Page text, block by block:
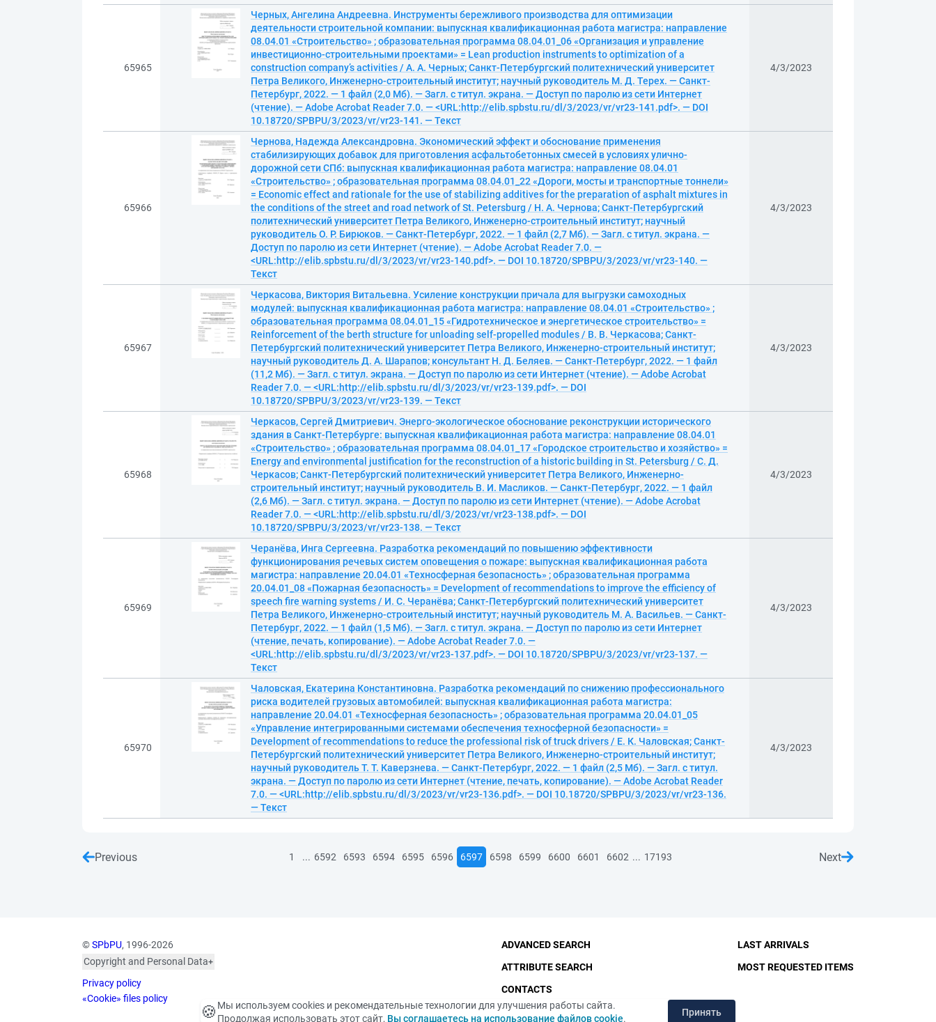
65965
Черных, Ангелина Андреевна. Инструменты бережливого производства для оптимизации
деятельности строительной компании: выпускная квалификационная работа магистра: направление
08.04.01 «Строительство» ; образовательная программа 08.04.01_06 «Организация и управление
инвестиционно-строительными проектами» = Lean production instruments to optimization of a
construction company’s activities / А. А. Черных; Санкт-Петербургский политехнический университет
Петра Великого, Инженерно-строительный институт; научный руководитель М. Д. Терех. — Санкт-
Петербург, 2022. — 1 файл (2,0 Мб). — Загл. с титул. экрана. — Доступ по паролю из сети Интернет
(чтение). — Adobe Acrobat Reader 7.0. — <URL:http://elib.spbstu.ru/dl/3/2023/vr/vr23-141.pdf>. — DOI
10.18720/SPBPU/3/2023/vr/vr23-141. — Текст
4/3/2023
65966
Чернова, Надежда Александровна. Экономический эффект и обоснование применения
стабилизирующих добавок для приготовления асфальтобетонных смесей в условиях улично-
дорожной сети СПб: выпускная квалификационная работа магистра: направление 08.04.01
«Строительство» ; образовательная программа 08.04.01_22 «Дороги, мосты и транспортные тоннели»
= Economic effect and rationale for the use of stabilizing additives for the preparation of asphalt mixtures in
the conditions of the street and road network of St. Petersburg / Н. А. Чернова; Санкт-Петербургский
политехнический университет Петра Великого, Инженерно-строительный институт; научный
руководитель О. Р. Бирюков. — Санкт-Петербург, 2022. — 1 файл (2,7 Мб). — Загл. с титул. экрана. —
Доступ по паролю из сети Интернет (чтение). — Adobe Acrobat Reader 7.0. —
<URL:http://elib.spbstu.ru/dl/3/2023/vr/vr23-140.pdf>. — DOI 10.18720/SPBPU/3/2023/vr/vr23-140. —
Текст
4/3/2023
65967
Черкасова, Виктория Витальевна. Усиление конструкции причала для выгрузки самоходных
модулей: выпускная квалификационная работа магистра: направление 08.04.01 «Строительство» ;
образовательная программа 08.04.01_15 «Гидротехническое и энергетическое строительство» =
Reinforcement of the berth structure for unloading self-propelled modules / В. В. Черкасова; Санкт-
Петербургский политехнический университет Петра Великого, Инженерно-строительный институт;
научный руководитель Д. А. Шарапов; консультант Н. Д. Беляев. — Санкт-Петербург, 2022. — 1 файл
(11,2 Мб). — Загл. с титул. экрана. — Доступ по паролю из сети Интернет (чтение). — Adobe Acrobat
Reader 7.0. — <URL:http://elib.spbstu.ru/dl/3/2023/vr/vr23-139.pdf>. — DOI
10.18720/SPBPU/3/2023/vr/vr23-139. — Текст
4/3/2023
65968
Черкасов, Сергей Дмитриевич. Энерго-экологическое обоснование реконструкции исторического
здания в Санкт-Петербурге: выпускная квалификационная работа магистра: направление 08.04.01
«Строительство» ; образовательная программа 08.04.01_17 «Городское строительство и хозяйство» =
Energy and environmental justification for the reconstruction of a historic building in St. Petersburg / С. Д.
Черкасов; Санкт-Петербургский политехнический университет Петра Великого, Инженерно-
строительный институт; научный руководитель В. И. Масликов. — Санкт-Петербург, 2022. — 1 файл
(2,6 Мб). — Загл. с титул. экрана. — Доступ по паролю из сети Интернет (чтение). — Adobe Acrobat
Reader 7.0. — <URL:http://elib.spbstu.ru/dl/3/2023/vr/vr23-138.pdf>. — DOI
10.18720/SPBPU/3/2023/vr/vr23-138. — Текст
4/3/2023
65969
Черанёва, Инга Сергеевна. Разработка рекомендаций по повышению эффективности
функционирования речевых систем оповещения о пожаре: выпускная квалификационная работа
магистра: направление 20.04.01 «Техносферная безопасность» ; образовательная программа
20.04.01_08 «Пожарная безопасность» = Development of recommendations to improve the efficiency of
speech fire warning systems / И. С. Черанёва; Санкт-Петербургский политехнический университет
Петра Великого, Инженерно-строительный институт; научный руководитель М. А. Васильев. — Санкт-
Петербург, 2022. — 1 файл (1,5 Мб). — Загл. с титул. экрана. — Доступ по паролю из сети Интернет
(чтение, печать, копирование). — Adobe Acrobat Reader 7.0. —
<URL:http://elib.spbstu.ru/dl/3/2023/vr/vr23-137.pdf>. — DOI 10.18720/SPBPU/3/2023/vr/vr23-137. —
Текст
4/3/2023
65970
Чаловская, Екатерина Константиновна. Разработка рекомендаций по снижению профессионального
риска водителей грузовых автомобилей: выпускная квалификационная работа магистра:
направление 20.04.01 «Техносферная безопасность» ; образовательная программа 20.04.01_05
«Управление интегрированными системами обеспечения техносферной безопасности» =
Development of recommendations to reduce the professional risk of truck drivers / Е. К. Чаловская; Санкт-
Петербургский политехнический университет Петра Великого, Инженерно-строительный институт;
научный руководитель Т. Т. Каверзнева. — Санкт-Петербург, 2022. — 1 файл (2,5 Мб). — Загл. с титул.
экрана. — Доступ по паролю из сети Интернет (чтение, печать, копирование). — Adobe Acrobat Reader
7.0. — <URL:http://elib.spbstu.ru/dl/3/2023/vr/vr23-136.pdf>. — DOI 10.18720/SPBPU/3/2023/vr/vr23-136.
— Текст
4/3/2023
Previous 1 ... 6592 6593 6594 6595 6596 6597 6598 6599 6600 6601 6602 ... 17193 Next
©SPbPU, 1996-2026
Copyright and Personal Data
published with the
consent of the individuals
Privacy policy
«Cookie» files policy
ADVANCED SEARCH
ATTRIBUTE SEARCH
CONTACTS
THE FUNDAMENTAL LIBRARY
LAST ARRIVALS
MOST REQUESTED ITEMS
🍪 Мы используем cookies и рекомендательные технологии для улучшения работы сайта.
Продолжая использовать этот сайт, Вы соглашаетесь на использование файлов cookie.
Принять